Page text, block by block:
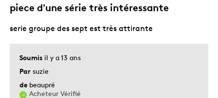
piece d'une série très intéressante
Soumis il y a 13 ans
Par suzie
de beaupré
Acheteur Vérifié
serie groupe des sept est très attirante